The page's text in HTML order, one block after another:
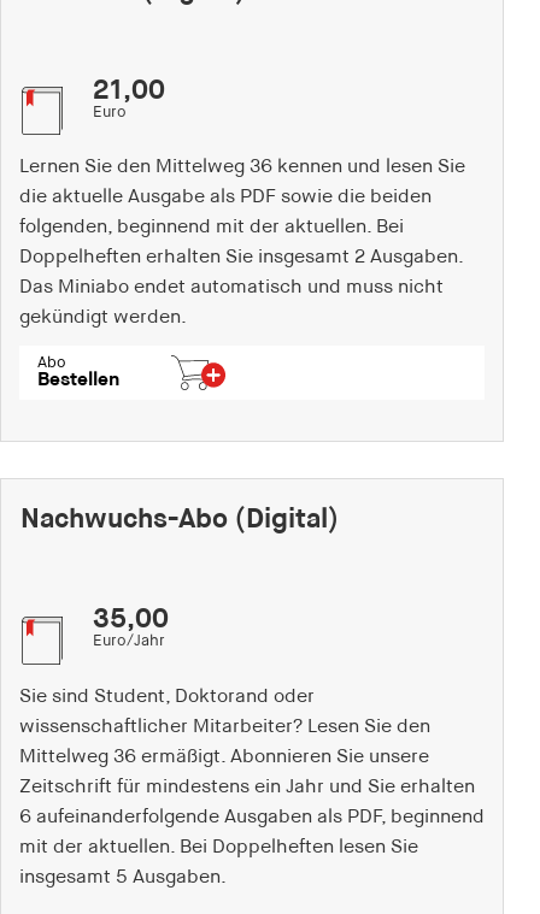
21,00
Euro
Lernen Sie den Mittelweg 36 kennen und lesen Sie
die aktuelle Ausgabe als PDF sowie die beiden
folgenden, beginnend mit der aktuellen. Bei
Doppelheften erhalten Sie insgesamt 2 Ausgaben.
Das Miniabo endet automatisch und muss nicht
gekündigt werden.
Abo
Bestellen
Nachwuchs-Abo (Digital)
35,00
Euro/Jahr
Sie sind Student, Doktorand oder
wissenschaftlicher Mitarbeiter? Lesen Sie den
Mittelweg 36 ermäßigt. Abonnieren Sie unsere
Zeitschrift für mindestens ein Jahr und Sie erhalten
6 aufeinanderfolgende Ausgaben als PDF, beginnend
mit der aktuellen. Bei Doppelheften lesen Sie
insgesamt 5 Ausgaben.